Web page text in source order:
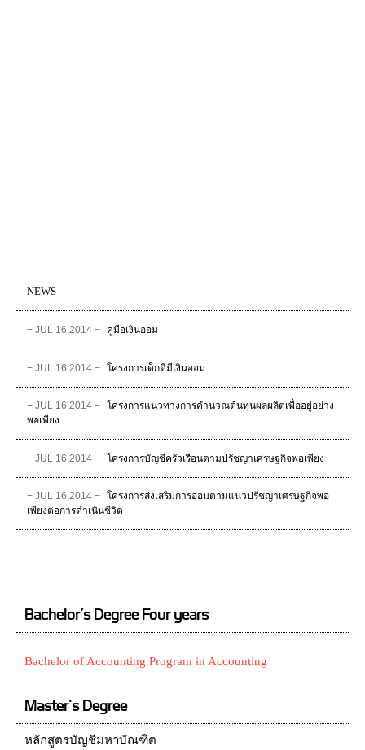
NEWS
− JUL 16,2014 − คู่มือเงินออม
− JUL 16,2014 − โครงการเด็กดีมีเงินออม
− JUL 16,2014 − โครงการแนวทางการคำนวณต้นทุนผลผลิตเพื่ออยู่อย่าง
พอเพียง
− JUL 16,2014 − โครงการบัญชีครัวเรือนตามปรัชญาเศรษฐกิจพอเพียง
− JUL 16,2014 − โครงการส่งเสริมการออมตามแนวปรัชญาเศรษฐกิจพอ
เพียงต่อการดำเนินชีวิต
Bachelor’s Degree Four years
Bachelor of Accounting Program in Accounting
Master's Degree
หลักสูตรบัญชีมหาบัณฑิต